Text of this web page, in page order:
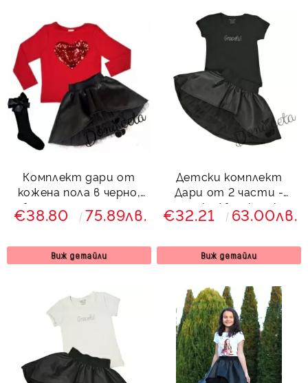
Комплект дари от
кожена пола в черно,
блуза със сърце от
пайети в червено и
€38.80 75.89лв.
Виж детайли
Детски комплект
Дари от 2 части -
тениска/блузка с къс
ръкав в черно и кожена
€32.21 63.00лв.
Виж детайли